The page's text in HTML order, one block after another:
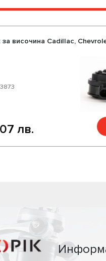
височина Cadillac,
лв.